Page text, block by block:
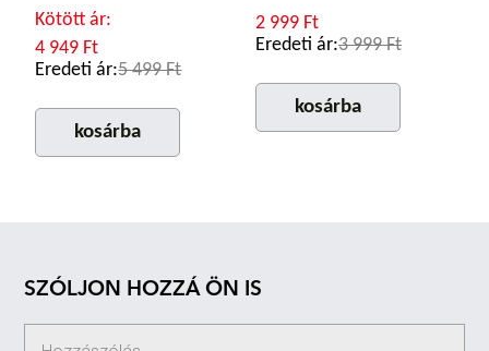
Kötött ár:
4 949 Ft
Eredeti ár:5 499 Ft
kosárba
2 999 Ft
Eredeti ár:3 999 Ft
kosárba
SZÓLJON HOZZÁ ÖN IS